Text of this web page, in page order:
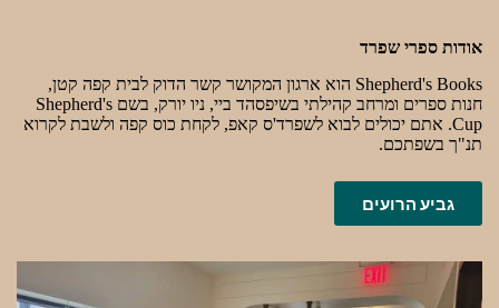
אודות ספרי שפרד
Shepherd's Books הוא ארגון המקושר קשר הדוק לבית קפה קטן,
חנות ספרים ומרחב קהילתי בשיפסהד ביי, ניו יורק, בשם Shepherd's
Cup. אתם יכולים לבוא לשפרד'ס קאפ, לקחת כוס קפה ולשבת לקרוא
תנ"ך בשפתכם.
גביע הרועים